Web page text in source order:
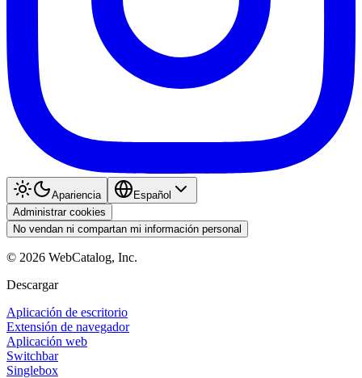
Apariencia
Español
Administrar cookies
No vendan ni compartan mi información personal
© 2026 WebCatalog, Inc.
Descargar
Aplicación de escritorio
Extensión de navegador
Aplicación web
Switchbar
Singlebox